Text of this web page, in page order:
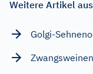
Weitere Artikel
Golgi-
Zwangsweinen